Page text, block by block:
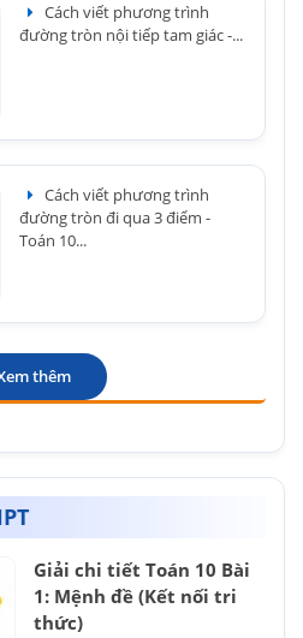
Cách viết phương trình
đường tròn nội tiếp tam giác -...
Cách viết phương trình
đường tròn đi qua 3 điểm -
Toán 10...
thêm
Giải chi tiết Toán 10 Bài
1: Mệnh đề (Kết nối tri
thức)